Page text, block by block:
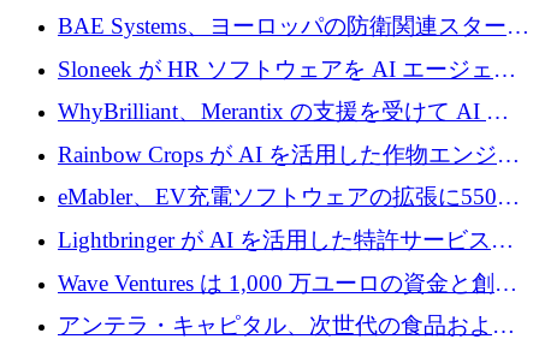
オを拡大するためにシリーズ A で 1,300 万ド
ルを調達
BAE Systems、ヨーロッパの防衛関連スタート
アップの規模拡大を支援するために 5,000 万
ユーロの支援を開始
Sloneek が HR ソフトウェアを AI エージェン
トに変えるために 600 万ドルを調達
WhyBrilliant、Merantix の支援を受けて AI 求
人マッチングを拡大するために 100 万ユーロ
Rainbow Crops が AI を活用した作物エンジニ
アリングを拡張するために 970 万ユーロを調
eMabler、EV充電ソフトウェアの拡張に550万
ユーロを確保
Lightbringer が AI を活用した特許サービスを
拡大するために 1,000 万ドルを調達
Wave Ventures は 1,000 万ユーロの資金と創設
者補助金で 10 周年を迎える
アンテラ・キャピタル、次世代の食品および